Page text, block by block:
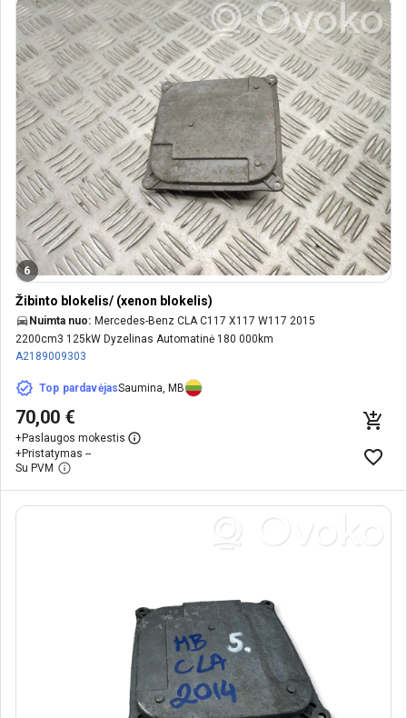
6
Žibinto blokelis/ (xenon blokelis)
Nuimta nuo: Mercedes-Benz CLA C117 X117 W117 2015
2200cm3 125kW Dyzelinas Automatinė 180 000km
A2189009303
Top pardavėjasSaumina, MB
70,00 €
+Paslaugos mokestis
+Pristatymas --
Su PVM